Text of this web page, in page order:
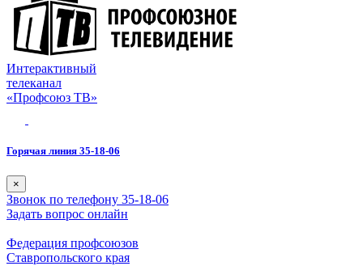
Интерактивный
телеканал
«Профсоюз ТВ»
Горячая линия 35-18-06
×
Звонок по телефону 35-18-06
Задать вопрос онлайн
Федерация профсоюзов
Ставропольского края